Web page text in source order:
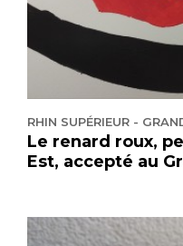
RHIN SUPÉRIEUR -
Le renard roux,
Est, accepté au